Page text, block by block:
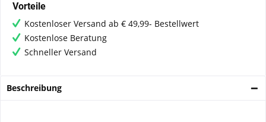
Vorteile
Kostenloser Versand ab € 49,99- Bestellwert
Kostenlose Beratung
Schneller Versand
Beschreibung